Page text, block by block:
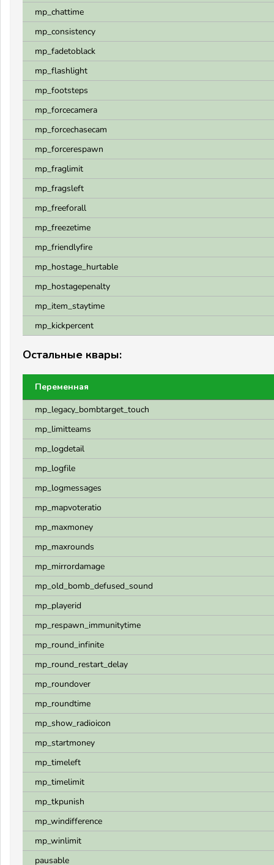
mp_chattime
mp_consistency
mp_fadetoblack
mp_flashlight
mp_footsteps
mp_forcecamera
mp_forcechasecam
mp_forcerespawn
mp_fraglimit
mp_fragsleft
mp_freeforall
mp_freezetime
mp_friendlyfire
mp_hostage_hurtable
mp_hostagepenalty
mp_item_staytime
mp_kickpercent
Остальные квары:
Переменная
mp_legacy_bombtarget_touch
mp_limitteams
mp_logdetail
mp_logfile
mp_logmessages
mp_mapvoteratio
mp_maxmoney
mp_maxrounds
mp_mirrordamage
mp_old_bomb_defused_sound
mp_playerid
mp_respawn_immunitytime
mp_round_infinite
mp_round_restart_delay
mp_roundover
mp_roundtime
mp_show_radioicon
mp_startmoney
mp_timeleft
mp_timelimit
mp_tkpunish
mp_windifference
mp_winlimit
pausable